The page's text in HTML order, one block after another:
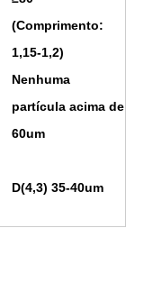
(Comprimento:
1,15-1,2)
Nenhuma
partícula acima de
60um
D(4,3) 35-40um